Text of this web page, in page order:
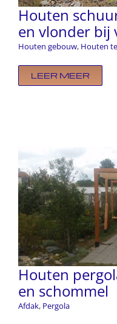
Houten
en vlonder bij
Houten gebouw, Houten
LEER MEER
Houten
en schommel
Afdak, Pergola